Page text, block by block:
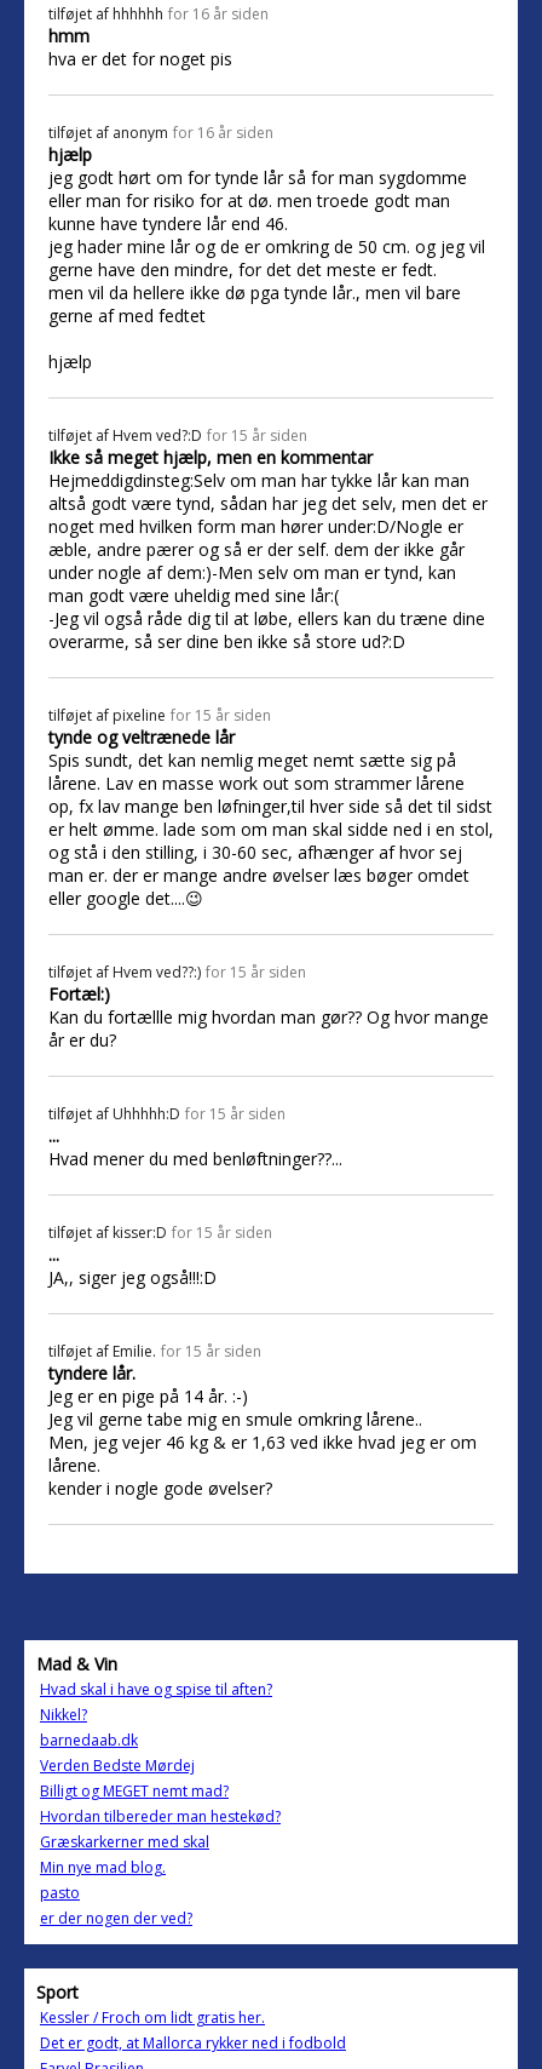
tilføjet af hhhhhh for 16 år siden
hmm
hva er det for noget pis
tilføjet af anonym for 16 år siden
hjælp
jeg godt hørt om for tynde lår så for man sygdomme
eller man for risiko for at dø. men troede godt man
kunne have tyndere lår end 46.
jeg hader mine lår og de er omkring de 50 cm. og jeg vil
gerne have den mindre, for det det meste er fedt.
men vil da hellere ikke dø pga tynde lår., men vil bare
gerne af med fedtet
hjælp
tilføjet af Hvem ved?:D for 15 år siden
Ikke så meget hjælp, men en kommentar
Hejmeddigdinsteg:Selv om man har tykke lår kan man
altså godt være tynd, sådan har jeg det selv, men det er
noget med hvilken form man hører under:D/Nogle er
æble, andre pærer og så er der self. dem der ikke går
under nogle af dem:)-Men selv om man er tynd, kan
man godt være uheldig med sine lår:(
-Jeg vil også råde dig til at løbe, ellers kan du træne dine
overarme, så ser dine ben ikke så store ud?:D
tilføjet af pixeline for 15 år siden
tynde og veltrænede lår
Spis sundt, det kan nemlig meget nemt sætte sig på
lårene. Lav en masse work out som strammer lårene
op, fx lav mange ben løfninger,til hver side så det til sidst
er helt ømme. lade som om man skal sidde ned i en stol,
og stå i den stilling, i 30-60 sec, afhænger af hvor sej
man er. der er mange andre øvelser læs bøger omdet
eller google det....😉
tilføjet af Hvem ved??:) for 15 år siden
Fortæl:)
Kan du fortællle mig hvordan man gør?? Og hvor mange
år er du?
tilføjet af Uhhhhh:D for 15 år siden
...
Hvad mener du med benløftninger??...
tilføjet af kisser:D for 15 år siden
...
JA,, siger jeg også!!!:D
tilføjet af Emilie. for 15 år siden
tyndere lår.
Jeg er en pige på 14 år. :-)
Jeg vil gerne tabe mig en smule omkring lårene..
Men, jeg vejer 46 kg & er 1,63 ved ikke hvad jeg er om
lårene.
kender i nogle gode øvelser?
Mad & Vin
Hvad skal i have og spise til aften?
Nikkel?
barnedaab.dk
Verden Bedste Mørdej
Billigt og MEGET nemt mad?
Hvordan tilbereder man hestekød?
Græskarkerner med skal
Min nye mad blog.
pasto
er der nogen der ved?
Sport
Kessler / Froch om lidt gratis her.
Det er godt, at Mallorca rykker ned i fodbold